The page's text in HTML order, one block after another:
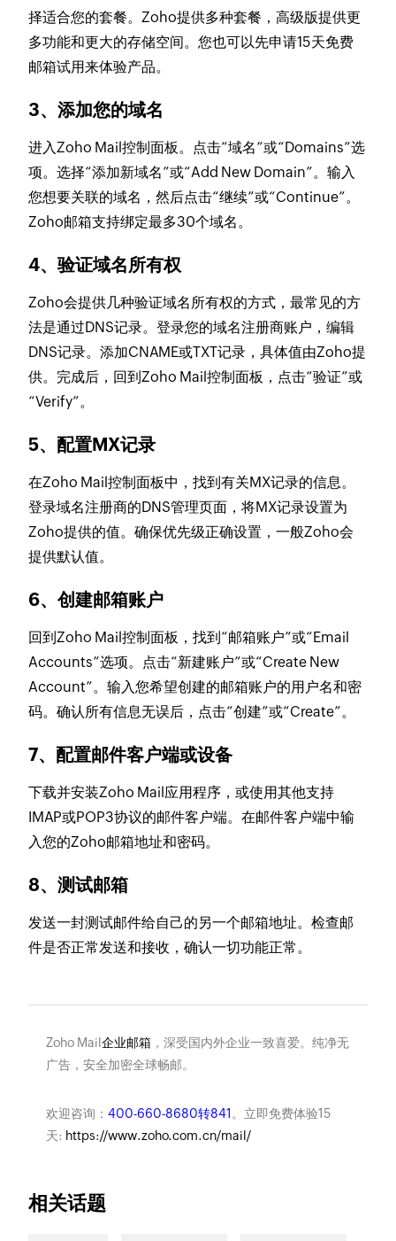
择适合您的套餐。Zoho提供多种套餐，高级版提供更
多功能和更大的存储空间。您也可以先申请15天免费
邮箱试用来体验产品。
3、添加您的域名
进入Zoho Mail控制面板。点击“域名”或“Domains”选
项。选择“添加新域名”或“Add New Domain”。输入
您想要关联的域名，然后点击“继续”或“Continue”。
Zoho邮箱支持绑定最多30个域名。
4、验证域名所有权
Zoho会提供几种验证域名所有权的方式，最常见的方
法是通过DNS记录。登录您的域名注册商账户，编辑
DNS记录。添加CNAME或TXT记录，具体值由Zoho提
供。完成后，回到Zoho Mail控制面板，点击“验证”或
“Verify”。
5、配置MX记录
在Zoho Mail控制面板中，找到有关MX记录的信息。
登录域名注册商的DNS管理页面，将MX记录设置为
Zoho提供的值。确保优先级正确设置，一般Zoho会
提供默认值。
6、创建邮箱账户
回到Zoho Mail控制面板，找到“邮箱账户”或“Email
Accounts”选项。点击“新建账户”或“Create New
Account”。输入您希望创建的邮箱账户的用户名和密
码。确认所有信息无误后，点击“创建”或“Create”。
7、配置邮件客户端或设备
下载并安装Zoho Mail应用程序，或使用其他支持
IMAP或POP3协议的邮件客户端。在邮件客户端中输
入您的Zoho邮箱地址和密码。
8、测试邮箱
发送一封测试邮件给自己的另一个邮箱地址。检查邮
件是否正常发送和接收，确认一切功能正常。
Zoho Mail企业邮箱，深受国内外企业一致喜爱。纯净无
广告，安全加密全球畅邮。
欢迎咨询： 400-660-8680转841 。立即免费体验15
天: https://www.zoho.com.cn/mail/
相关话题